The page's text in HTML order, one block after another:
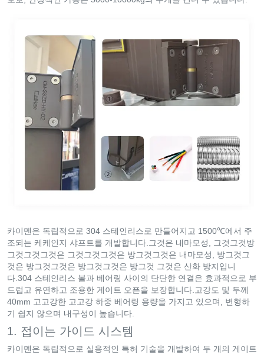
카이멘은 독립적으로 304 스테인리스로 만들어지고 1500℃에서 주
조되는 케케인지 샤프트를 개발합니다.그것은 내마모성, 그것그것방
그것그것그것은 그것그것그것은 방그것그것은 내마모성, 방그것그
것은 방그것그것은 방그것그것은 방그것 그것은 산화 방지입니
다.304 스테인리스 볼과 베어링 사이의 단단한 연결은 효과적으로 부
드럽고 유연하고 조용한 게이트 오픈을 보장합니다.고강도 및 두께
40mm 고고강한 고고강 하중 베어링 용량을 가지고 있으며, 변형하
기 쉽지 않으며 내구성이 높습니다.
1. 접이는 가이드 시스템
카이멘은 독립적으로 실용적인 특허 기술을 개발하여 두 개의 게이트